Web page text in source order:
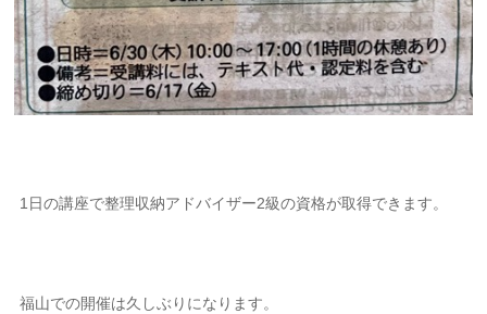
1日の講座で整理収納アドバイザー2級の資格が取得できます。
福山での開催は久しぶりになります。